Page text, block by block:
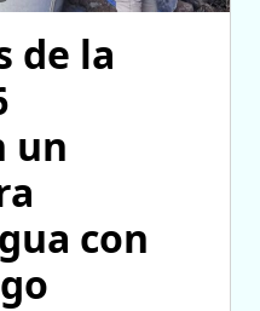
de la
un
con